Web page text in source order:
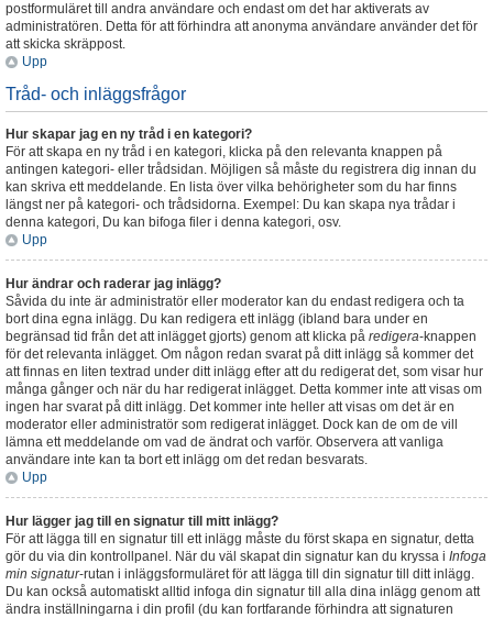
postformuläret till andra användare och endast om det har aktiverats av
administratören. Detta för att förhindra att anonyma användare använder det för
att skicka skräppost.
Upp
Tråd- och inläggsfrågor
Hur skapar jag en ny tråd i en kategori?
För att skapa en ny tråd i en kategori, klicka på den relevanta knappen på
antingen kategori- eller trådsidan. Möjligen så måste du registrera dig innan du
kan skriva ett meddelande. En lista över vilka behörigheter som du har finns
längst ner på kategori- och trådsidorna. Exempel: Du kan skapa nya trådar i
denna kategori, Du kan bifoga filer i denna kategori, osv.
Upp
Hur ändrar och raderar jag inlägg?
Såvida du inte är administratör eller moderator kan du endast redigera och ta
bort dina egna inlägg. Du kan redigera ett inlägg (ibland bara under en
begränsad tid från det att inlägget gjorts) genom att klicka på redigera-knappen
för det relevanta inlägget. Om någon redan svarat på ditt inlägg så kommer det
att finnas en liten textrad under ditt inlägg efter att du redigerat det, som visar hur
många gånger och när du har redigerat inlägget. Detta kommer inte att visas om
ingen har svarat på ditt inlägg. Det kommer inte heller att visas om det är en
moderator eller administratör som redigerat inlägget. Dock kan de om de vill
lämna ett meddelande om vad de ändrat och varför. Observera att vanliga
användare inte kan ta bort ett inlägg om det redan besvarats.
Upp
Hur lägger jag till en signatur till mitt inlägg?
För att lägga till en signatur till ett inlägg måste du först skapa en signatur, detta
gör du via din kontrollpanel. När du väl skapat din signatur kan du kryssa i Infoga
min signatur-rutan i inläggsformuläret för att lägga till din signatur till ditt inlägg.
Du kan också automatiskt alltid infoga din signatur till alla dina inlägg genom att
ändra inställningarna i din profil (du kan fortfarande förhindra att signaturen